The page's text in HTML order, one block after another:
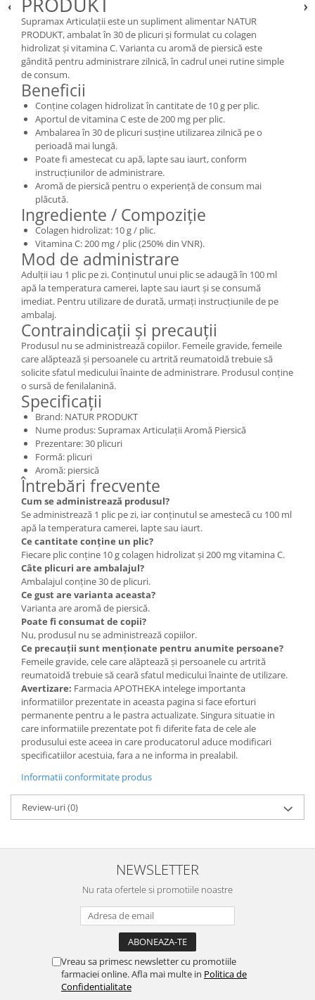
Supramax Articulații este un supliment alimentar NATUR
PRODUKT, ambalat în 30 de plicuri și formulat cu colagen
hidrolizat și vitamina C. Varianta cu aromă de piersică este
gândită pentru administrare zilnică, în cadrul unei rutine simple
de consum.
Beneficii
Conține colagen hidrolizat în cantitate de 10 g per plic.
Aportul de vitamina C este de 200 mg per plic.
Ambalarea în 30 de plicuri susține utilizarea zilnică pe o
perioadă mai lungă.
Poate fi amestecat cu apă, lapte sau iaurt, conform
instrucțiunilor de administrare.
Aromă de piersică pentru o experiență de consum mai
plăcută.
Ingrediente / Compoziție
Colagen hidrolizat: 10 g / plic.
Vitamina C: 200 mg / plic (250% din VNR).
Mod de administrare
Adulții iau 1 plic pe zi. Conținutul unui plic se adaugă în 100 ml
apă la temperatura camerei, lapte sau iaurt și se consumă
imediat. Pentru utilizare de durată, urmați instrucțiunile de pe
ambalaj.
Contraindicații și precauții
Produsul nu se administrează copiilor. Femeile gravide, femeile
care alăptează și persoanele cu artrită reumatoidă trebuie să
solicite sfatul medicului înainte de administrare. Produsul conține
o sursă de fenilalanină.
Specificații
Brand: NATUR PRODUKT
Nume produs: Supramax Articulații Aromă Piersică
Prezentare: 30 plicuri
Formă: plicuri
Aromă: piersică
Întrebări frecvente
Cum se administrează produsul?
Se administrează 1 plic pe zi, iar conținutul se amestecă cu 100 ml
apă la temperatura camerei, lapte sau iaurt.
Ce cantitate conține un plic?
Fiecare plic conține 10 g colagen hidrolizat și 200 mg vitamina C.
Câte plicuri are ambalajul?
Ambalajul conține 30 de plicuri.
Ce gust are varianta aceasta?
Varianta are aromă de piersică.
Poate fi consumat de copii?
Nu, produsul nu se administrează copiilor.
Ce precauții sunt menționate pentru anumite persoane?
Femeile gravide, cele care alăptează și persoanele cu artrită
reumatoidă trebuie să ceară sfatul medicului înainte de utilizare.
Avertizare: Farmacia APOTHEKA intelege importanta
informatiilor prezentate in aceasta pagina si face eforturi
permanente pentru a le pastra actualizate. Singura situatie in
care informatiile prezentate pot fi diferite fata de cele ale
produsului este aceea in care producatorul aduce modificari
specificatiilor acestuia, fara a ne informa in prealabil.
Informatii conformitate produs
Review-uri(0)
NEWSLETTER
Nu rata ofertele si promotiile noastre
Vreau sa primesc newsletter cu promotiile
farmaciei online. Afla mai multe in Politica de
Confidentialitate